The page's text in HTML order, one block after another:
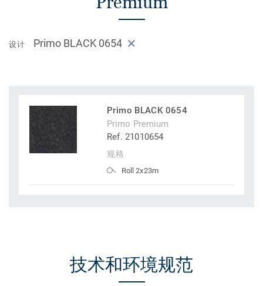
设计 Primo BLACK 0654
Primo BLACK 0654
Primo Premium
Ref. 21010654
规格
Roll 2x23m
技术和环境规范